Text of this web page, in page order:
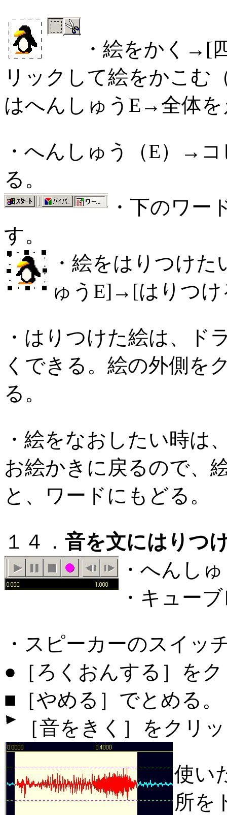
・絵をかく→[
リックして絵をかこむ
はへんしゅうE→全体
・へんしゅう（E）→
る。
・下のワー
す。
・絵をはりつけ
ゅうE]→[はりつけ
・はりつけた絵は、ド
くできる。絵の外側を
る。
・絵をなおしたい時は
お絵かきに戻るので、
と、ワードにもどる。
１４． 音を文にはりつ
・へんし
・キュー
・スピーカーのスイッ
●［ろくおんする］を
■［やめる］でとめる。
［音をきく］をクリ
使い
所を